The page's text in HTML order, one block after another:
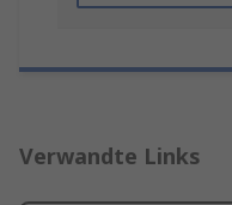
Verwandte Links